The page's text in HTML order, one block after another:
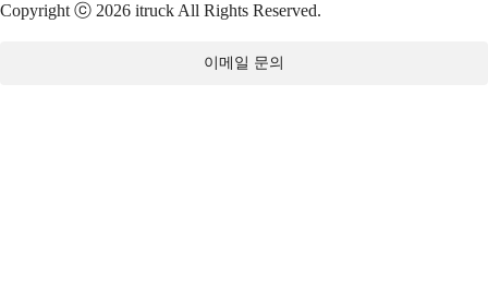
Copyright ⓒ 2026 itruck All Rights Reserved.
이메일 문의